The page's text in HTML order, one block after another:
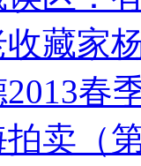
收藏家
春
卖（